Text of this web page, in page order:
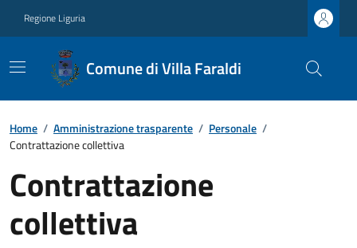
Regione Liguria
Comune di Villa Faraldi
Home / Amministrazione trasparente / Personale /
Contrattazione collettiva
Contrattazione
collettiva